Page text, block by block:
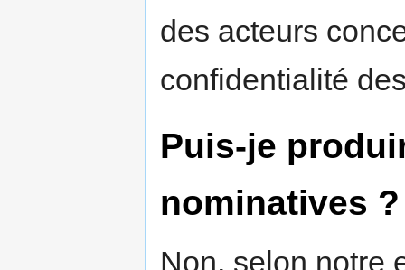
des acteurs
confidentialité
Puis-je
nominatives ?
Non, selon notre